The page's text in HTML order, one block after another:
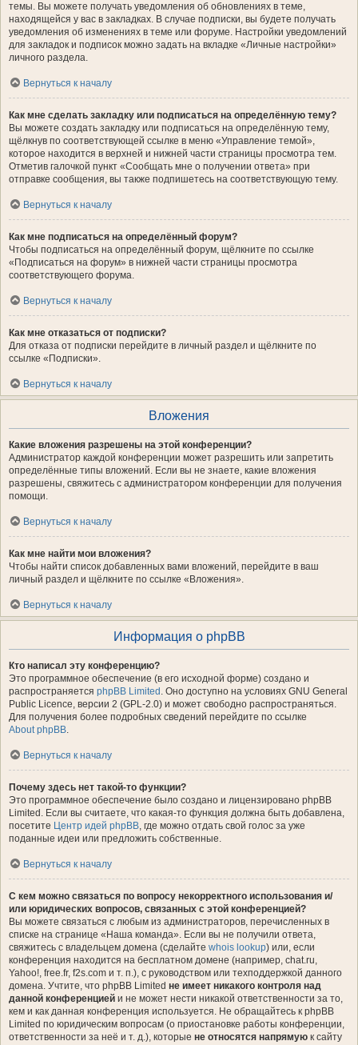
темы. Вы можете получать уведомления об обновлениях в теме,
находящейся у вас в закладках. В случае подписки, вы будете получать
уведомления об изменениях в теме или форуме. Настройки уведомлений
для закладок и подписок можно задать на вкладке «Личные настройки»
личного раздела.
Вернуться к началу
Как мне сделать закладку или подписаться на определённую тему?
Вы можете создать закладку или подписаться на определённую тему,
щёлкнув по соответствующей ссылке в меню «Управление темой»,
которое находится в верхней и нижней части страницы просмотра тем.
Отметив галочкой пункт «Сообщать мне о получении ответа» при
отправке сообщения, вы также подпишетесь на соответствующую тему.
Вернуться к началу
Как мне подписаться на определённый форум?
Чтобы подписаться на определённый форум, щёлкните по ссылке
«Подписаться на форум» в нижней части страницы просмотра
соответствующего форума.
Вернуться к началу
Как мне отказаться от подписки?
Для отказа от подписки перейдите в личный раздел и щёлкните по
ссылке «Подписки».
Вернуться к началу
Вложения
Какие вложения разрешены на этой конференции?
Администратор каждой конференции может разрешить или запретить
определённые типы вложений. Если вы не знаете, какие вложения
разрешены, свяжитесь с администратором конференции для получения
помощи.
Вернуться к началу
Как мне найти мои вложения?
Чтобы найти список добавленных вами вложений, перейдите в ваш
личный раздел и щёлкните по ссылке «Вложения».
Вернуться к началу
Информация о phpBB
Кто написал эту конференцию?
Это программное обеспечение (в его исходной форме) создано и
распространяется phpBB Limited . Оно доступно на условиях GNU General
Public Licence, версии 2 (GPL-2.0) и может свободно распространяться.
Для получения более подробных сведений перейдите по ссылке
About phpBB.
Вернуться к началу
Почему здесь нет такой-то функции?
Это программное обеспечение было создано и лицензировано phpBB
Limited. Если вы считаете, что какая-то функция должна быть добавлена,
посетите Центр идей phpBB, где можно отдать свой голос за уже
поданные идеи или предложить собственные.
Вернуться к началу
С кем можно связаться по вопросу некорректного использования и/
или юридических вопросов, связанных с этой конференцией?
Вы можете связаться с любым из администраторов, перечисленных в
списке на странице «Наша команда». Если вы не получили ответа,
свяжитесь с владельцем домена (сделайте whois lookup) или, если
конференция находится на бесплатном домене (например, chat.ru,
Yahoo!, free.fr, f2s.com и т. п.), с руководством или техподдержкой данного
домена. Учтите, что phpBB Limited не имеет никакого контроля над
данной конференцией и не может нести никакой ответственности за то,
кем и как данная конференция используется. Не обращайтесь к phpBB
Limited по юридическим вопросам (о приостановке работы конференции,
ответственности за неё и т. д.), которые не относятся напрямую к сайту